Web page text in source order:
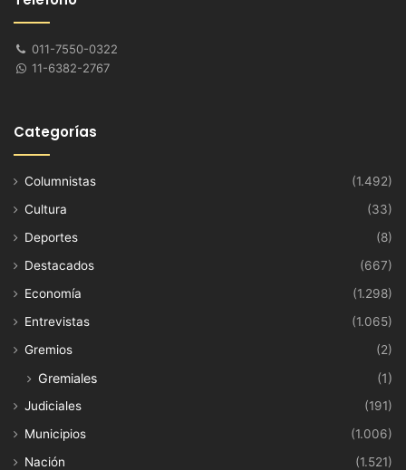
011-7550-0322
11-6382-2767
Categorías
Columnistas
(1.492)
Cultura
(33)
Deportes
(8)
Destacados
(667)
Economía
(1.298)
Entrevistas
(1.065)
Gremios
(2)
Gremiales (1)
Judiciales
(191)
Municipios
(1.006)
Nación
(1.521)